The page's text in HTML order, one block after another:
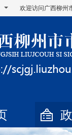
欢迎访问广西柳州